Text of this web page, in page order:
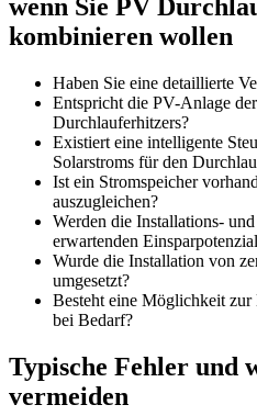
wenn Sie PV
kombinieren wollen
Haben Sie eine detaillierte
Entspricht die PV-Anlage
Durchlauferhitzers?
Existiert eine intelligente
Solarstroms für den
Ist ein Stromspeicher
auszugleichen?
Werden die Installations-
erwartenden
Wurde die Installation von
umgesetzt?
Besteht eine Möglichkeit
bei Bedarf?
Typische Fehler und
vermeiden